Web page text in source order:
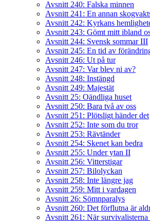
Avsnitt 240: Falska minnen
Avsnitt 241: En annan
Avsnitt 242: Kyrkans
Avsnitt 243: Gömt mitt ibland
Avsnitt 244: Svensk sommar III
Avsnitt 245: En tid av
Avsnitt 246: Ut på tur
Avsnitt 247: Var blev ni av?
Avsnitt 248: Instängd
Avsnitt 249: Majestät
Avsnitt 25: Oändliga huset
Avsnitt 250: Bara två av oss
Avsnitt 251: Plötsligt händer det
Avsnitt 252: Inte som du tror
Avsnitt 253: Rävtänder
Avsnitt 254: Skenet kan bedra
Avsnitt 255: Under ytan II
Avsnitt 256: Vitterstigar
Avsnitt 257: Bilolyckan
Avsnitt 258: Inte längre jag
Avsnitt 259: Mitt i vardagen
Avsnitt 26: Sömnparalys
Avsnitt 260: Det förflutna är
Avsnitt 261: När survivalisterna